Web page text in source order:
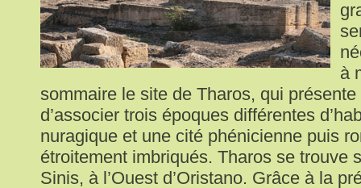
à
sommaire le site de Tharos, qui
d’associer trois époques différentes
nuragique et une cité phénicienne puis
étroitement imbriqués. Tharos se trouve
Sinis, à l’Ouest d’Oristano. Grâce à la